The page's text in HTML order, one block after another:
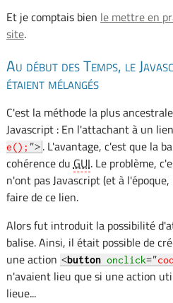
Et je comptais bien le mettre en
site.
Au début des Temps, le
étaient mélangés
C'est la méthode la plus
Javascript : En l'attachant à un lien
e(); ">. L'avantage, c'est que la
cohérence duGUI. Le problème,
n'ont pas Javascript (et à
faire de ce lien.
Alors fut introduit la possibilité
balise. Ainsi, il était possible de
une action <button onclick="
n'avaient lieu que si une action
lieue...